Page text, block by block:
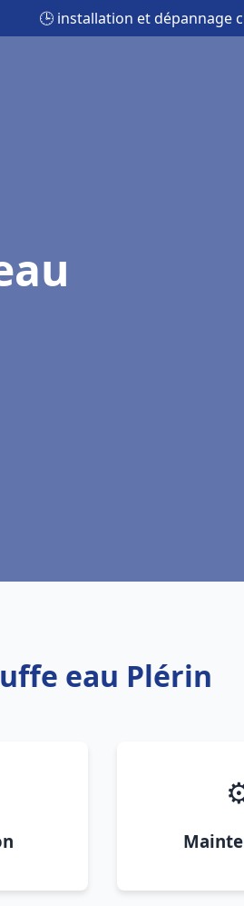
🕒 installation et dépannage
eau Plérin